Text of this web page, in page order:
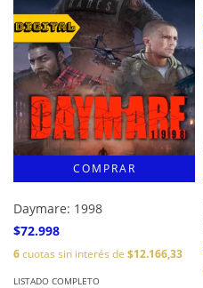
Daymare: 1998
$72.998
6cuotas sin interés de $12.166,33
LISTADO COMPLETO